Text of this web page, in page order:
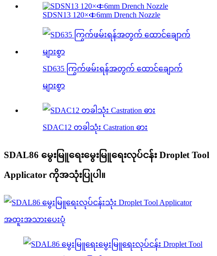
SDSN13 120×￠6mm Drench Nozzle
SD635 ကြွက်ဖမ်းရန်အတွက် ထောင်ချောက်
များစွာ
SDAC12 တခါသုံး Castration ဓား
SDAL86 မွေးမြူရေးမွေးမြူရေးလုပ်ငန်း Droplet Tool
Applicator ကိုအသုံးပြုပါ။